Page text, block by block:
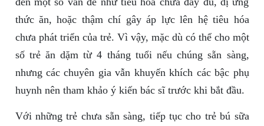
thức ăn, hoặc thậm chí gây áp lực lên hệ tiêu hóa
chưa phát triển của trẻ. Vì vậy, mặc dù có thể cho một
số trẻ ăn dặm từ 4 tháng tuổi nếu chúng sẵn sàng,
nhưng các chuyên gia vẫn khuyến khích các bậc phụ
huynh nên tham khảo ý kiến bác sĩ trước khi bắt đầu.
Với những trẻ chưa sẵn sàng, tiếp tục cho trẻ bú sữa